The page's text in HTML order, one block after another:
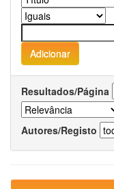
Resultados/Página
Autores/Registo